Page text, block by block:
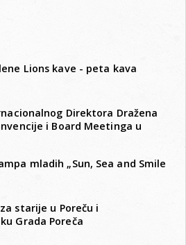
Lions kave - peta kava
Direktora Dražena
i Board Meetinga u
mladih „Sun, Sea and Smile
starije u Poreču i
Grada Poreča